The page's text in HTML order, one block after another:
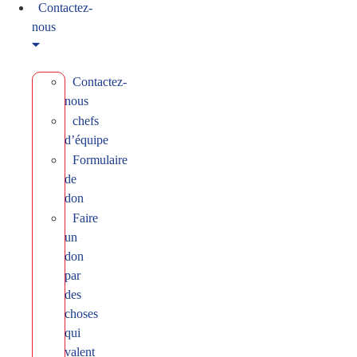
Contactez-
nous
Contactez-
nous
chefs
d’équipe
Formulaire
de
don
Faire
un
don
par
des
choses
qui
valent